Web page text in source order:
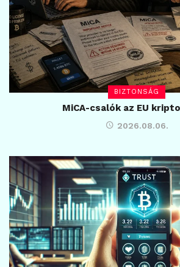
BIZTONSÁG
MiCA-csalók az EU
2026.08.06.